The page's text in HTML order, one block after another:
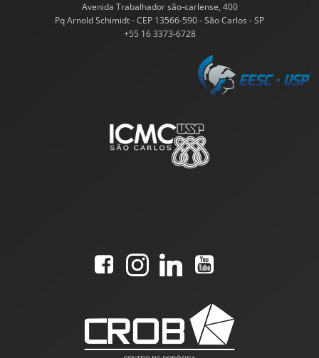
Avenida Trabalhador são-carlense, 400
Pq Arnold Schimidt - CEP 13566-590 - São Carlos - SP
+55 16 3373-6728